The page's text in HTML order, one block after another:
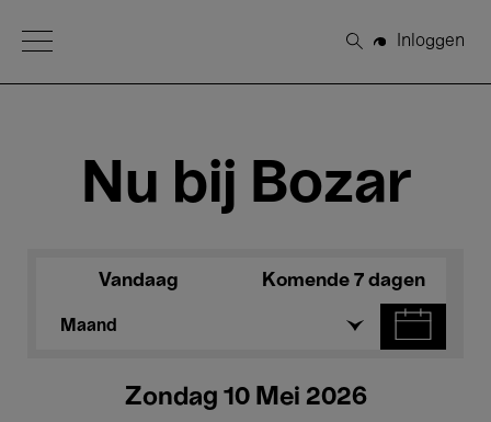
Open Menu
Zoeken
Inloggen
Nu bij Bozar
Vandaag Komende 7 dagen
Maand
Zondag 10 Mei 2026